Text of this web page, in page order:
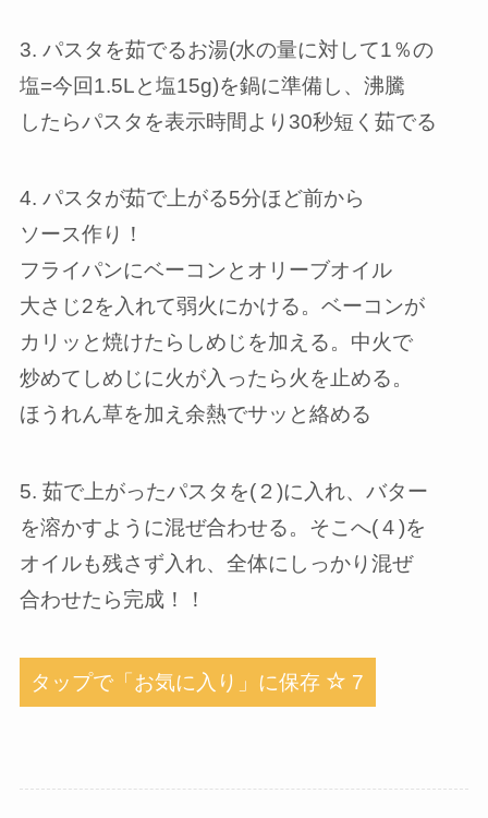
3. パスタを茹でるお湯(水の量に対して1％の
塩=今回1.5Lと塩15g)を鍋に準備し、沸騰
したらパスタを表示時間より30秒短く茹でる
4. パスタが茹で上がる5分ほど前から
ソース作り！
フライパンにベーコンとオリーブオイル
大さじ2を入れて弱火にかける。ベーコンが
カリッと焼けたらしめじを加える。中火で
炒めてしめじに火が入ったら火を止める。
ほうれん草を加え余熱でサッと絡める
5. 茹で上がったパスタを(２)に入れ、バター
を溶かすように混ぜ合わせる。そこへ(４)を
オイルも残さず入れ、全体にしっかり混ぜ
合わせたら完成！！
タップで「お気に入り」に保存 7